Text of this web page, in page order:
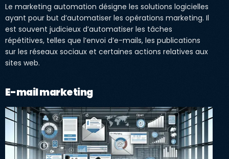
Le marketing automation désigne les solutions logicielles
ayant pour but d’automatiser les opérations marketing. Il
est souvent judicieux d’automatiser les tâches
répétitives, telles que l’envoi d’e-mails, les publications
sur les réseaux sociaux et certaines actions relatives aux
sites web.
E-mail marketing